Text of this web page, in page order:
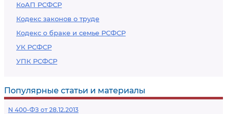
КоАП РСФСР
Кодекс законов о труде
Кодекс о браке и семье РСФСР
УК РСФСР
УПК РСФСР
Популярные статьи и материалы
N 400-ФЗ от 28.12.2013